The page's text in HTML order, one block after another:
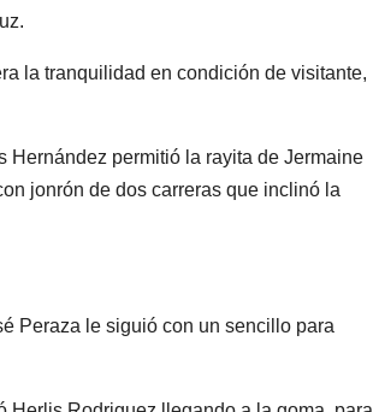
la tranquilidad en condición de visitante,
Hernández permitió la rayita de Jermaine
jonrón de dos carreras que inclinó la
Peraza le siguió con un sencillo para